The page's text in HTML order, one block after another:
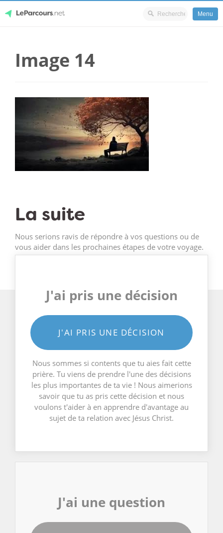
content
Menu
Image 14
La suite
Nous serions ravis de répondre à vos questions ou de
vous aider dans les prochaines étapes de votre voyage.
J'ai pris une décision
J'AI PRIS UNE DÉCISION
Nous sommes si contents que tu aies fait cette
prière. Tu viens de prendre l'une des décisions
les plus importantes de ta vie ! Nous aimerions
savoir que tu as pris cette décision et nous
voulons t'aider à en apprendre d'avantage au
sujet de ta relation avec Jésus Christ.
J'ai une question